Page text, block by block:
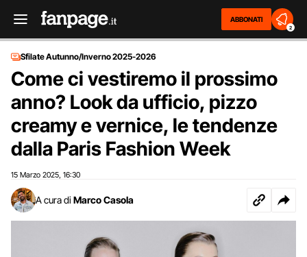
ABBONATI
2
Sfilate Autunno/Inverno 2025-2026
Come ci vestiremo il prossimo
anno? Look da ufficio, pizzo
creamy e vernice, le tendenze
dalla Paris Fashion Week
15 Marzo 2025 16:30
A cura di Marco Casola